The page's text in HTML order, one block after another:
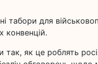
табори для
конвенцій.
як це роблять